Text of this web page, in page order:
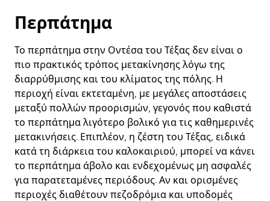
Περπάτημα
Το περπάτημα στην Οντέσα του Τέξας δεν είναι ο
πιο πρακτικός τρόπος μετακίνησης λόγω της
διαρρύθμισης και του κλίματος της πόλης. Η
περιοχή είναι εκτεταμένη, με μεγάλες αποστάσεις
μεταξύ πολλών προορισμών, γεγονός που καθιστά
το περπάτημα λιγότερο βολικό για τις καθημερινές
μετακινήσεις. Επιπλέον, η ζέστη του Τέξας, ειδικά
κατά τη διάρκεια του καλοκαιριού, μπορεί να κάνει
το περπάτημα άβολο και ενδεχομένως μη ασφαλές
για παρατεταμένες περιόδους. Αν και ορισμένες
περιοχές διαθέτουν πεζοδρόμια και υποδομές